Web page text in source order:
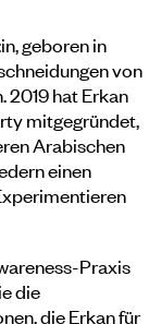
geboren in
von
2019 hat Erkan
mitgegründet,
Arabischen
einen
Praxis
die
die Erkan für